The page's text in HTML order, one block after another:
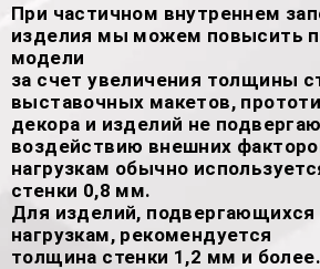
При частичном внутреннем
изделия мы можем повысить
модели
за счет увеличения толщины
выставочных макетов,
декора и изделий не
воздействию внешних
нагрузкам обычно
стенки 0,8 мм.
Для изделий,
нагрузкам, рекомендуется
толщина стенки 1,2 мм и более.